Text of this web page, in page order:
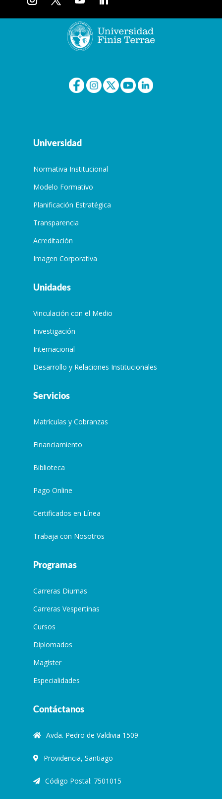
Universidad
Normativa Institucional
Modelo Formativo
Planificación Estratégica
Transparencia
Acreditación
Imagen Corporativa
Unidades
Vinculación con el Medio
Investigación
Internacional
Desarrollo y Relaciones Institucionales
Servicios
Matrículas y Cobranzas
Financiamiento
Biblioteca
Pago Online
Certificados en Línea
Trabaja con Nosotros
Programas
Carreras Diurnas
Carreras Vespertinas
Cursos
Diplomados
Magíster
Especialidades
Contáctanos
Avda. Pedro de Valdivia 1509
Providencia, Santiago
Código Postal: 7501015